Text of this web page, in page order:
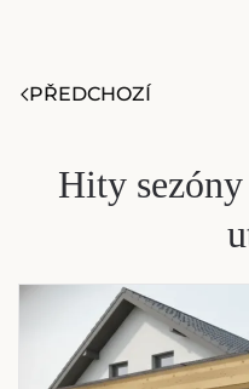
PŘEDCHOZÍ
Hity